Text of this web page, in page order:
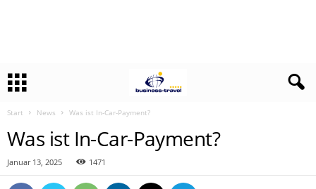
Start News Was ist In-Car-Payment?
Was ist In-Car-Payment?
Januar 13, 2025 1471